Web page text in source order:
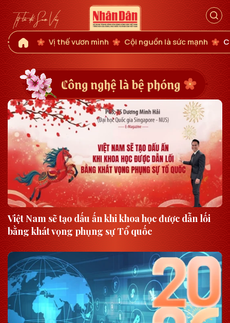
Vị thế vươn mình Cội nguồn là sức mạnh
Công nghệ là bệ phóng
Việt Nam sẽ tạo dấu ấn khi khoa học được dẫn lối
bằng khát vọng phụng sự Tổ quốc